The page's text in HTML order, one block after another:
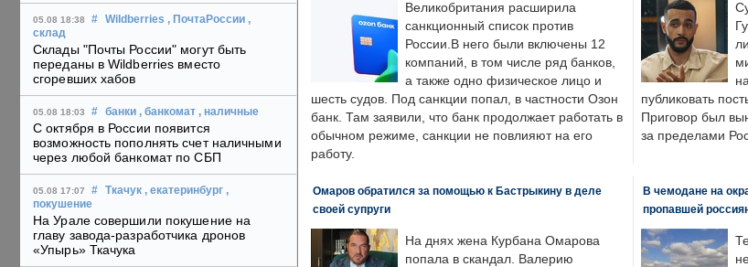
05.08 18:38 # Wildberries , ПочтаРоссии ,
склад
Склады "Почты России" могут быть
переданы в Wildberries вместо
сгоревших хабов
05.08 18:03 # банки , банкомат , наличные
С октября в России появится
возможность пополнять счет наличными
через любой банкомат по СБП
05.08 17:07 # Ткачук , екатеринбург ,
покушение
На Урале совершили покушение на
главу завода-разработчика дронов
«Упырь» Ткачука
Великобритания расширила
санкционный список против
России.В него были включены 12
компаний, в том числе ряд банков,
а также одно физическое лицо и
шесть судов. Под санкции попал, в частности Озон
банк. Там заявили, что банк продолжает работать в
обычном режиме, санкции не повлияют на его
работу.
публиковать
Приговор был
за пределами
Омаров обратился за помощью к Бастрыкину в деле
своей супруги
На днях жена Курбана Омарова
попала в скандал. Валерию
В чемодане на
пропавшей